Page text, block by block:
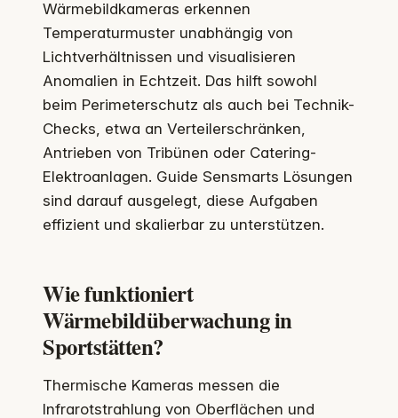
Wärmebildkameras erkennen
Temperaturmuster unabhängig von
Lichtverhältnissen und visualisieren
Anomalien in Echtzeit. Das hilft sowohl
beim Perimeterschutz als auch bei Technik-
Checks, etwa an Verteilerschränken,
Antrieben von Tribünen oder Catering-
Elektroanlagen. Guide Sensmarts Lösungen
sind darauf ausgelegt, diese Aufgaben
effizient und skalierbar zu unterstützen.
Wie funktioniert
Wärmebildüberwachung in
Sportstätten?
Thermische Kameras messen die
Infrarotstrahlung von Oberflächen und